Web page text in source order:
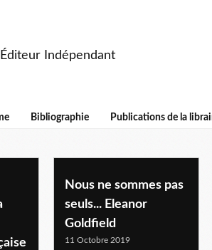
Indépendant
Bibliographie Publications de la
Nous ne sommes pas
seuls... Eleanor
Goldfield
11 Octobre 2019